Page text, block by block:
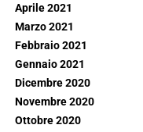
Aprile 2021
Marzo 2021
Febbraio 2021
Gennaio 2021
Dicembre 2020
Novembre 2020
Ottobre 2020